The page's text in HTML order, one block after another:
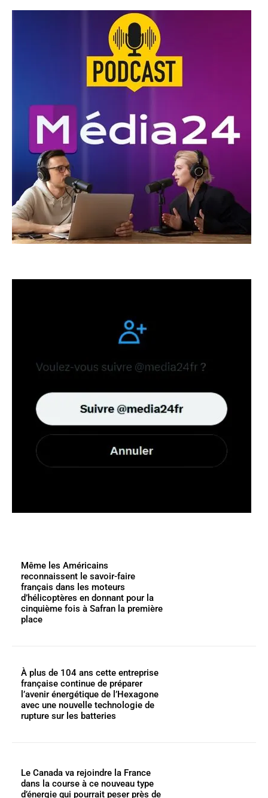
Même les Américains
reconnaissent le savoir-faire
français dans les moteurs
d’hélicoptères en donnant pour la
cinquième fois à Safran la première
place
À plus de 104 ans cette entreprise
française continue de préparer
l’avenir énergétique de l’Hexagone
avec une nouvelle technologie de
rupture sur les batteries
Le Canada va rejoindre la France
dans la course à ce nouveau type
d’énergie qui pourrait peser près de